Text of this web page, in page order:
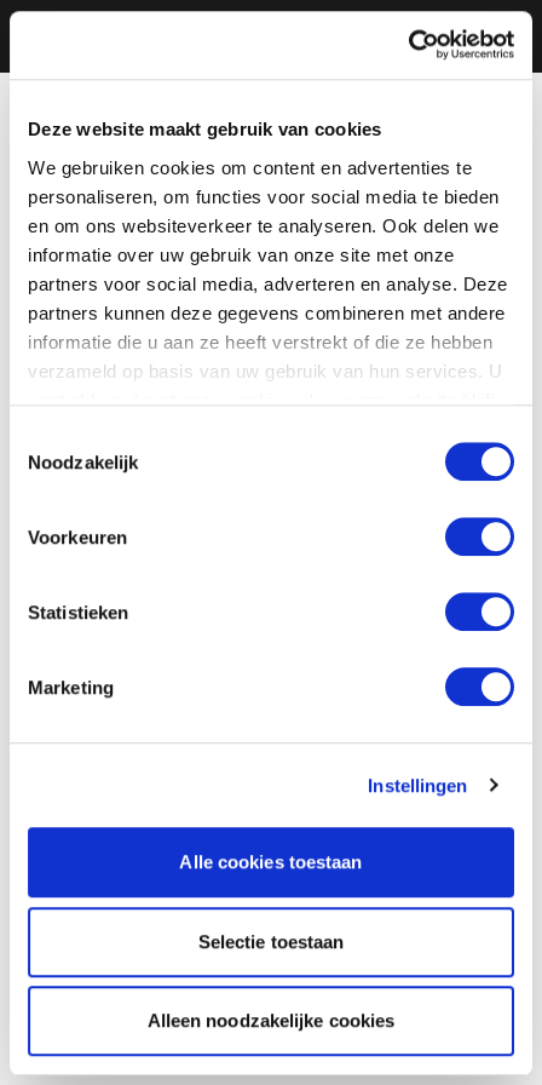
Deze website maakt gebruik van cookies
We gebruiken cookies om content en advertenties te
personaliseren, om functies voor social media te bieden
en om ons websiteverkeer te analyseren. Ook delen we
informatie over uw gebruik van onze site met onze
partners voor social media, adverteren en analyse. Deze
partners kunnen deze gegevens combineren met andere
informatie die u aan ze heeft verstrekt of die ze hebben
verzameld op basis van uw gebruik van hun services. U
Noodzakelijk
Voorkeuren
Statistieken
Marketing
Instellingen
Alle cookies toestaan
Selectie toestaan
Alleen noodzakelijke cookies